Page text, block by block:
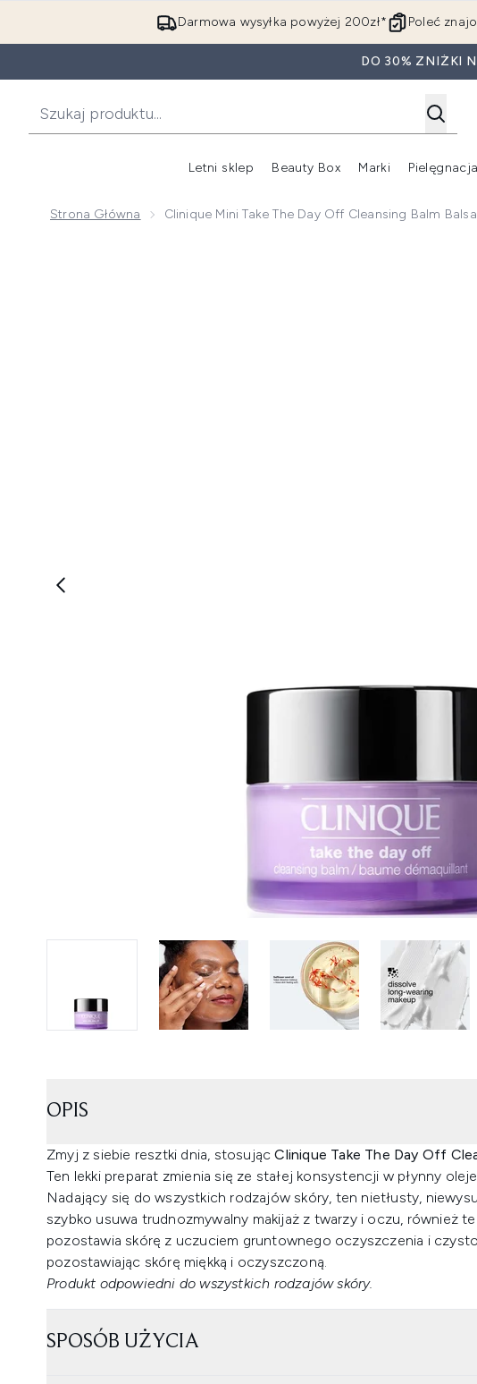
Darmowa wysyłka powyżej 200zł* Poleć
DO 30% ZNIŻKI
Letni sklep Beauty Box Marki
Strona Główna Clinique Mini Take The Day Off Cleansing Balm
OPIS
Zmyj z siebie resztki dnia, stosującClinique Take The Day Off
Ten lekki preparat zmienia się ze stałej konsystencji w płynny
Nadający się do wszystkich rodzajów skóry, ten nietłusty,
szybko usuwa trudnozmywalny makijaż z twarzy i oczu, również
pozostawia skórę z uczuciem gruntownego oczyszczenia i
pozostawiając skórę miękką i oczyszczoną.
Produkt odpowiedni do wszystkich rodzajów skóry.
SPOSÓB UŻYCIA